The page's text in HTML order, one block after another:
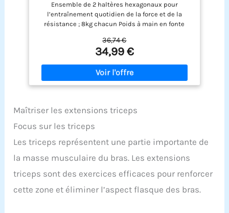
Ensemble de 2 haltères hexagonaux pour
l’entraînement quotidien de la force et de la
résistance ; 8kg chacun Poids à main en fonte
qui absorbe les chocs Les extrémités en forme
d’hexagone empêchent les poids de rouler et
permettent de les ranger entre les séances
d’entraînement Les poignées profilées
antidérapantes garantissent une prise en main
d’entraînement La structure métallique de ce
produit contient 100% de fer recyclé post-
consommation certifié GRS (Global Recycled
Standard) Autres produits en caoutchouc
avec des matériaux provenant de forêts gérées
durablement, de matériaux recyclés et/ou
d’autres sources de bois contrôlées
36,74 €
34,99 €
Maîtriser les extensions triceps
Focus sur les triceps
Les triceps représentent une partie importante de
la masse musculaire du bras. Les extensions
triceps sont des exercices efficaces pour renforcer
cette zone et éliminer l’aspect flasque des bras.